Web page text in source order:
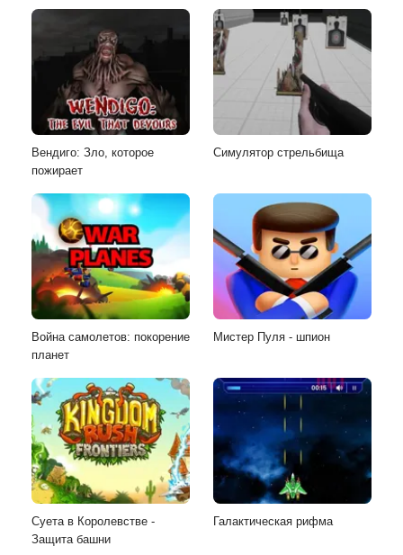
Вендиго: Зло, которое
пожирает
Симулятор стрельбища
Война самолетов: покорение
планет
Мистер Пуля - шпион
Суета в Королевстве -
Защита башни
Галактическая рифма